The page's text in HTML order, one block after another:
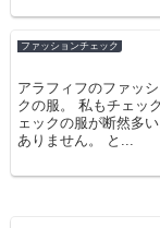
ファッションチェック
アラフィフのファッ
クの服。 私もチェッ
ェックの服が断然多
ありません。 と...